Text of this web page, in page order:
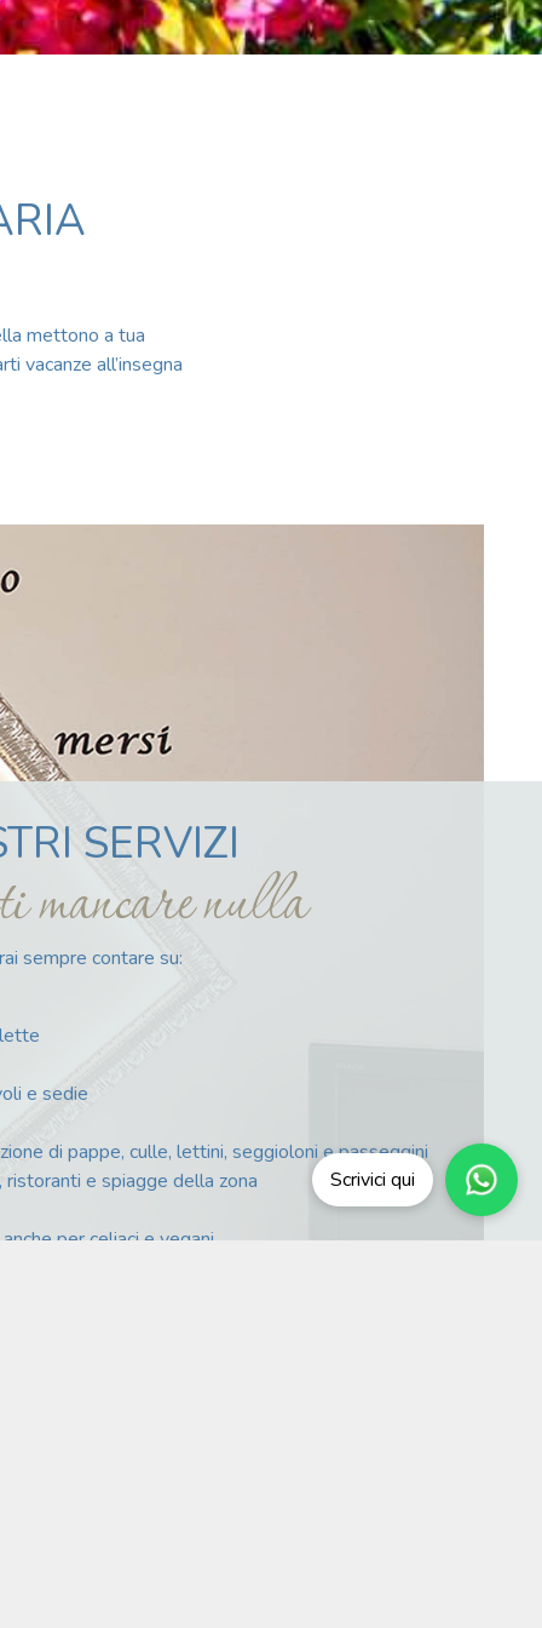
mettono a tua
vacanze all’insegna
SERVIZI
mancare nulla
sempre contare su:
e sedie
di pappe, culle, lettini, seggioloni e passeggini
ristoranti e spiagge della zona
per celiaci e vegani
Scrivici qui